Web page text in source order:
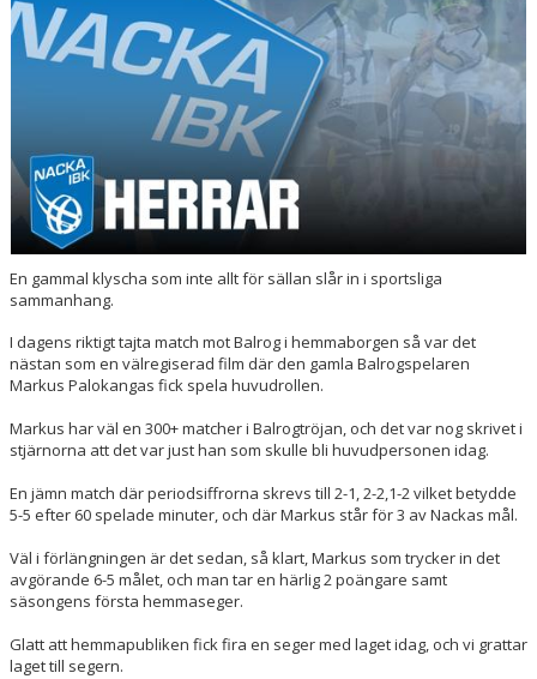
BILDGALLERI
DOKUMENT
MATCHER
En gammal klyscha som inte allt för sällan slår in i sportsliga
sammanhang.
I dagens riktigt tajta match mot Balrog i hemmaborgen så var det
nästan som en välregiserad film där den gamla Balrogspelaren
Markus Palokangas fick spela huvudrollen.
Markus har väl en 300+ matcher i Balrogtröjan, och det var nog skrivet i
stjärnorna att det var just han som skulle bli huvudpersonen idag.
En jämn match där periodsiffrorna skrevs till 2-1, 2-2,1-2 vilket betydde
5-5 efter 60 spelade minuter, och där Markus står för 3 av Nackas mål.
Väl i förlängningen är det sedan, så klart, Markus som trycker in det
avgörande 6-5 målet, och man tar en härlig 2 poängare samt
säsongens första hemmaseger.
Glatt att hemmapubliken fick fira en seger med laget idag, och vi grattar
laget till segern.